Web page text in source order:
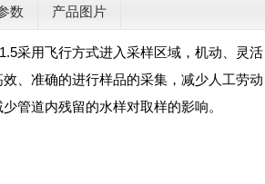
数 产品图片
采用飞行方式进入采样区域，机动、灵
、准确的进行样品的采集，减少人工劳
管道内残留的水样对取样的影响。